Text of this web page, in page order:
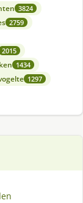
3824
2759
2015
1434
1297